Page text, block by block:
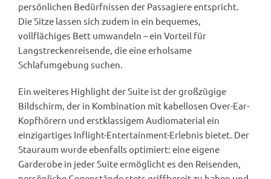
persönlichen Bedürfnissen der Passagiere entspricht.
Die Sitze lassen sich zudem in ein bequemes,
vollflächiges Bett umwandeln – ein Vorteil für
Langstreckenreisende, die eine erholsame
Schlafumgebung suchen.
Ein weiteres Highlight der Suite ist der großzügige
Bildschirm, der in Kombination mit kabellosen Over-Ear-
Kopfhörern und erstklassigem Audiomaterial ein
einzigartiges Inflight-Entertainment-Erlebnis bietet. Der
Stauraum wurde ebenfalls optimiert: eine eigene
Garderobe in jeder Suite ermöglicht es den Reisenden,